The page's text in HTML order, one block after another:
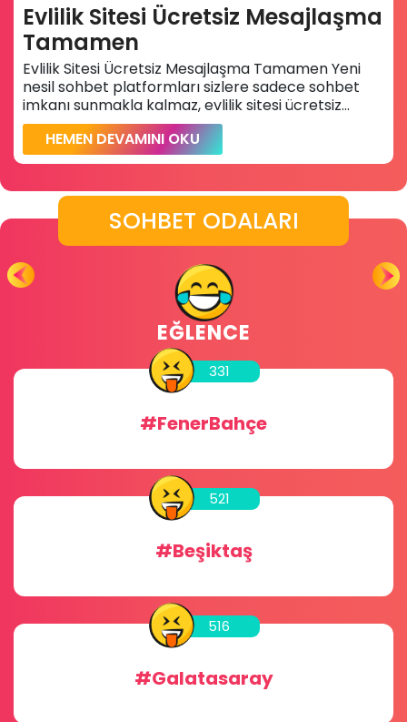
Evlilik Sitesi Ücretsiz Mesajlaşma
Tamamen
Evlilik Sitesi Ücretsiz Mesajlaşma Tamamen Yeni
nesil sohbet platformları sizlere sadece sohbet
imkanı sunmakla kalmaz, evlilik sitesi ücretsiz...
HEMEN DEVAMINI OKU
SOHBET ODALARI
GLOBAL ODALAR
456
#Sohbet
256
#Chat
256
#Dini Sohbet